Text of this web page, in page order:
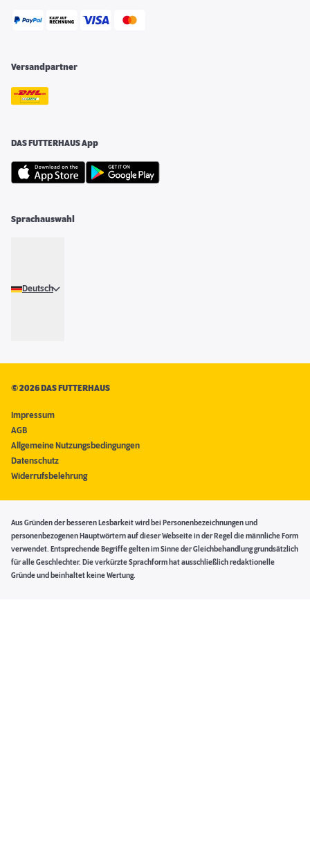
Versandpartner
DAS FUTTERHAUS App
Sprachauswahl
Deutsch
©2026 DAS FUTTERHAUS
Impressum
AGB
Allgemeine Nutzungsbedingungen
Datenschutz
Widerrufsbelehrung
Aus Gründen der besseren Lesbarkeit wird bei Personenbezeichnungen und
personenbezogenen Hauptwörtern auf dieser Webseite in der Regel die männliche Form
verwendet. Entsprechende Begriffe gelten im Sinne der Gleichbehandlung grundsätzlich
für alle Geschlechter. Die verkürzte Sprachform hat ausschließlich redaktionelle
Gründe und beinhaltet keine Wertung.